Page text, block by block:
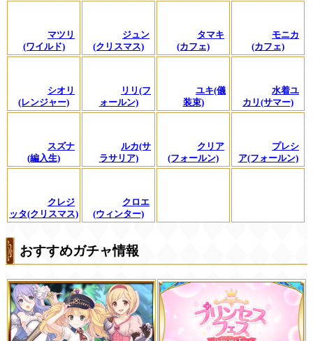
マツリ
(ワイルド)
ジュン
(クリスマス)
タマキ
(カフェ)
モニカ
(カフェ)
シオリ
(レンジャー)
リリ(フ
ォールン)
ユキ(儀
装束)
水着ユ
カリ(サマー)
スズナ
(編入生)
ルカ(サ
ラサリア)
クリア
(フォールン)
プレシ
ア(フォールン)
クレジ
ッタ(クリスマス)
クロエ
(ウィンター)
おすすめガチャ情報